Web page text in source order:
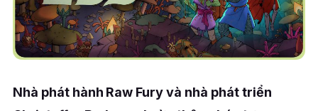
Nhà phát hành Raw Fury và nhà phát triển